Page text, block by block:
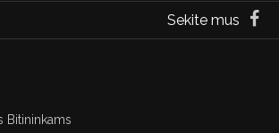
Sekite mus
Bitininkams